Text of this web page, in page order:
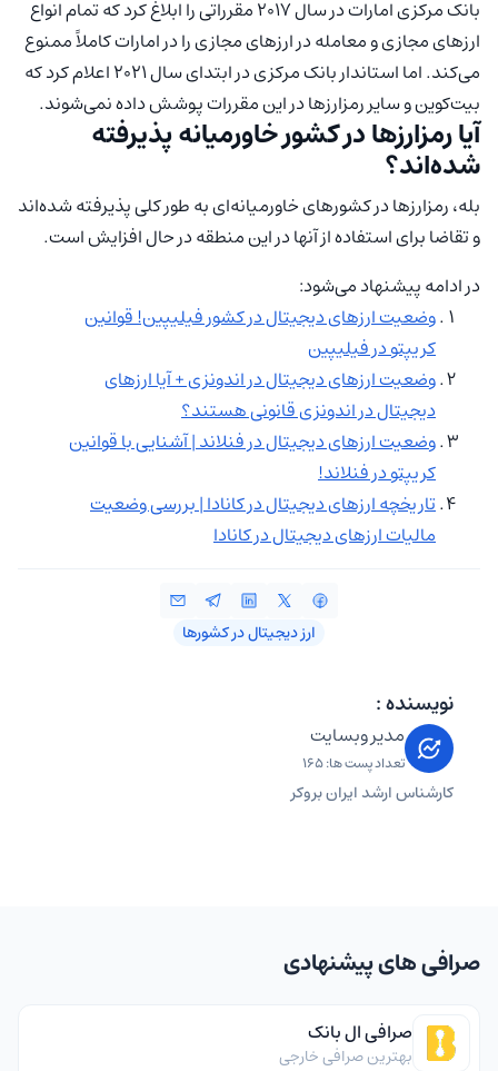
بانک مرکزی امارات در سال ۲۰۱۷ مقرراتی را ابلاغ کرد که تمام انواع
ارزهای مجازی و معامله در ارزهای مجازی را در امارات کاملاً ممنوع
می‌کند. اما استاندار بانک مرکزی در ابتدای سال 2021 اعلام کرد که
بیت‌کوین و سایر رمزارزها در این مقررات پوشش داده نمی‌شوند.
آیا رمزارزها در کشور خاورمیانه پذیرفته
شده‌اند؟
بله، رمزارزها در کشورهای خاورمیانه‌ای به طور کلی پذیرفته شده‌اند
و تقاضا برای استفاده از آنها در این منطقه در حال افزایش است.
در ادامه پیشنهاد می‌شود:
وضعیت ارزهای دیجیتال در کشور فیلیپین! قوانین
کریپتو در فیلیپین
وضعیت ارزهای دیجیتال در اندونزی + آیا ارزهای
دیجیتال در اندونزی قانونی هستند؟
وضعیت ارزهای دیجیتال در فنلاند | آشنایی با قوانین
کریپتو در فنلاند!
تاریخچه ارزهای دیجیتال در کانادا | بررسی وضعیت
مالیات ارزهای دیجیتال در کانادا
ارز دیجیتال در کشورها
نویسنده :
مدیر وبسایت
تعداد پست ها: 165
کارشناس ارشد ایران بروکر
صرافی های پیشنهادی
صرافی ال بانک
بهترین صرافی خارجی